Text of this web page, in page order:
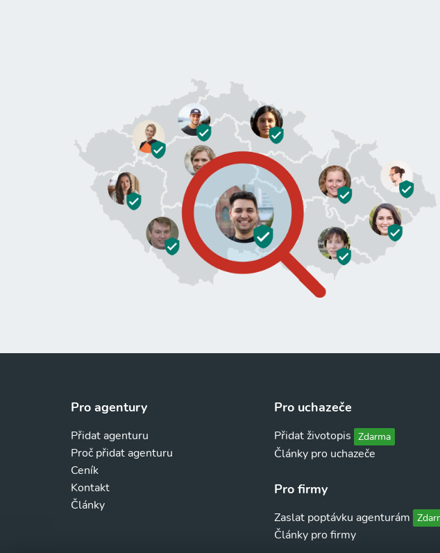
Pro agentury
Přidat agenturu
Proč přidat agenturu
Ceník
Kontakt
Články
Pro uchazeče
Přidat životopis Zdarma
Články pro uchazeče
Pro firmy
Zaslat poptávku agenturám
Články pro firmy